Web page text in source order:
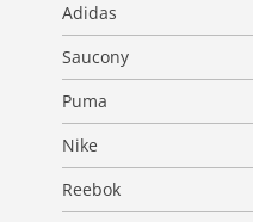
Adidas
Saucony
Puma
Nike
Reebok